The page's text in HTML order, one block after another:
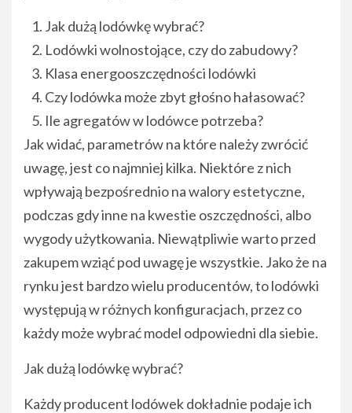
Jak dużą lodówkę wybrać?
Lodówki wolnostojące, czy do zabudowy?
Klasa energooszczędności lodówki
Czy lodówka może zbyt głośno hałasować?
Ile agregatów w lodówce potrzeba?
Jak widać, parametrów na które należy zwrócić
uwagę, jest co najmniej kilka. Niektóre z nich
wpływają bezpośrednio na walory estetyczne,
podczas gdy inne na kwestie oszczędności, albo
wygody użytkowania. Niewątpliwie warto przed
zakupem wziąć pod uwagę je wszystkie. Jako że na
rynku jest bardzo wielu producentów, to lodówki
występują w różnych konfiguracjach, przez co
każdy może wybrać model odpowiedni dla siebie.
Jak dużą lodówkę wybrać?
Każdy producent lodówek dokładnie podaje ich